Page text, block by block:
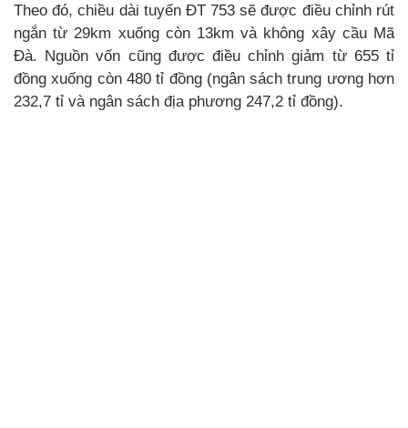
Theo đó, chiều dài tuyến ĐT 753 sẽ được điều chỉnh rút
ngắn từ 29km xuống còn 13km và không xây cầu Mã
Đà. Nguồn vốn cũng được điều chỉnh giảm từ 655 tỉ
đồng xuống còn 480 tỉ đồng (ngân sách trung ương hơn
232,7 tỉ và ngân sách địa phương 247,2 tỉ đồng).